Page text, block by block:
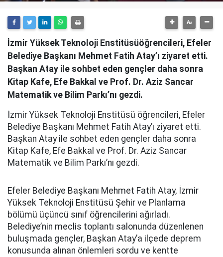
İzmir Yüksek Teknoloji Enstitüsüöğrencileri, Efeler
Belediye Başkanı Mehmet Fatih Atay’ı ziyaret etti.
Başkan Atay ile sohbet eden gençler daha sonra
Kitap Kafe, Efe Bakkal ve Prof. Dr. Aziz Sancar
Matematik ve Bilim Parkı’nı gezdi.
İzmir Yüksek Teknoloji Enstitüsü öğrencileri, Efeler
Belediye Başkanı Mehmet Fatih Atay’ı ziyaret etti.
Başkan Atay ile sohbet eden gençler daha sonra
Kitap Kafe, Efe Bakkal ve Prof. Dr. Aziz Sancar
Matematik ve Bilim Parkı’nı gezdi.
Efeler Belediye Başkanı Mehmet Fatih Atay, İzmir
Yüksek Teknoloji Enstitüsü Şehir ve Planlama
bölümü üçüncü sınıf öğrencilerini ağırladı.
Belediye’nin meclis toplantı salonunda düzenlenen
buluşmada gençler, Başkan Atay’a ilçede deprem
konusunda alınan önlemleri sordu ve kentte